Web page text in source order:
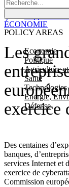
POLICY AREAS
Economie
Politique
Agriculture
Santé
Technologies
Energie,
Défense
Les
exercice
Des centaines
banques,
services Internet et
exercice de
Commission
ÉCONOMIE